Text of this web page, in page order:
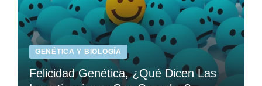
GENÉTICA Y BIOLOGÍA
Felicidad Genética, ¿Qué Dicen Las